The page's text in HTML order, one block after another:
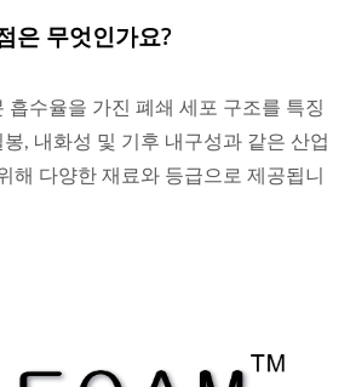
은 무엇인가요?
흡수율을 가진 폐쇄 세포 구조를 특징
, 내화성 및 기후 내구성과 같은 산업
해 다양한 재료와 등급으로 제공됩니